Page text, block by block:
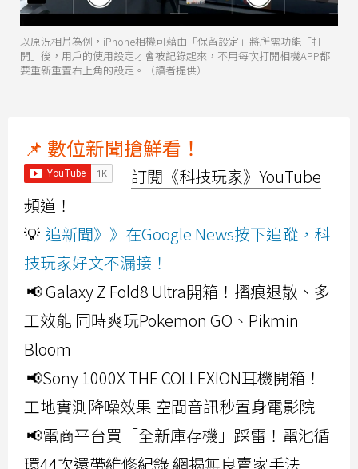
以原況相片為例，iPhone相機可藉由「保留設定」將所需功能「打
開」後，用戶的使用設定才會被記錄起來，不用每次打開相機APP都
要重新重置右上角的設定。（讀者提供）
📌 數位新聞搶鮮看！
訂閱《科技玩家》YouTube
頻道！
💡 追新聞》》在Google News按下追蹤，科
技玩家好文不漏接！
📢 Galaxy Z Fold8 Ultra開箱！摺痕退散、多
工效能 同時爽玩Pokemon GO、Pikmin
Bloom
📢Sony 1000X THE COLLEXION耳機開箱！
工地實測降噪效果 空間音訊秒置身電影院
📢電商平台買「全新庫存機」踩雷！電池循
環44次還帶維修紀錄 網揭無良賣家手法